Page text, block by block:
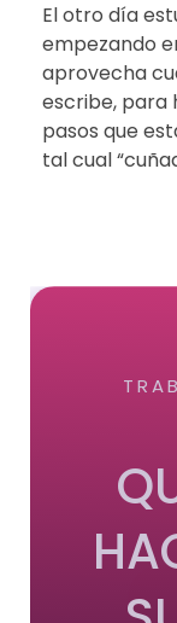
El otro día
empezando
aprovecha
escribe, para
pasos que
tal cual